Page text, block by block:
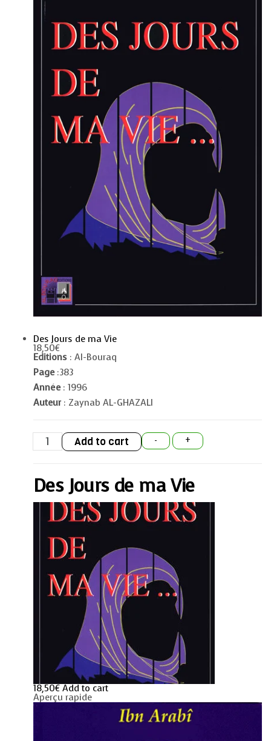
Des Jours de ma Vie
18,50€
Editions : Al-Bouraq
Page:383
Année : 1996
Auteur : Zaynab AL-GHAZALI
-
Des
Jours
de
quantity
+
Add to cart
Des Jours de ma Vie
18,50€ Add to cart
Aperçu rapide